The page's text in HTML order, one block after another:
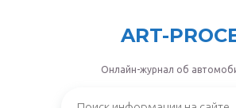
ART-
Онлайн-журнал об